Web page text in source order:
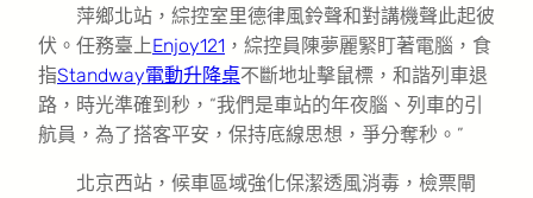
萍鄉北站，綜控室里德律風鈴聲和對講機聲此起彼
伏。任務臺上Enjoy121 ，綜控員陳夢麗緊盯著電腦，食
指Standway電動升降桌不斷地址擊鼠標，和諧列車退
路，時光準確到秒，“我們是車站的年夜腦、列車的引
航員，為了搭客平安，保持底線思想，爭分奪秒。”
北京西站，候車區域強化保潔透風消毒，檢票閘